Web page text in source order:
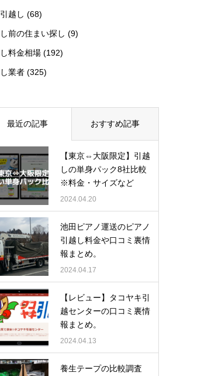
越し (68)
前の住まい探し (9)
料金相場 (192)
業者 (325)
最近の記事 おすすめ記事
【東京⇔大阪限定】引越
しの単身パック8社比較
※料金・サイズなど
2024.04.20
池田ピアノ運送のピアノ
引越し料金や口コミ裏情
報まとめ。
2024.04.17
【レビュー】タコヤキ引
越センターの口コミ裏情
報まとめ。
2024.04.13
養生テープの比較調査